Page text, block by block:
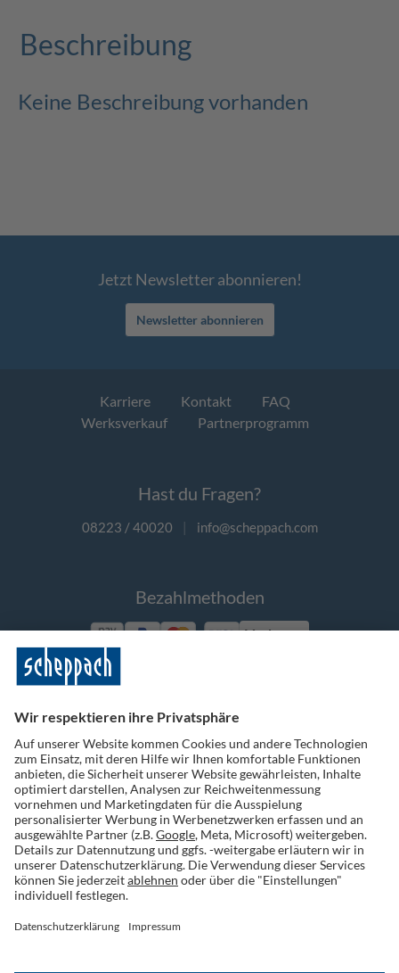
Beschreibung
Keine Beschreibung vorhanden
Jetzt Newsletter abonnieren!
Newsletter abonnieren
Karriere Kontakt
FAQ
Werksverkauf
Partnerprogramm
Hast du Fragen?
08223 / 40020 | info@scheppach.com
Bezahlmethoden
Vorkasse
Folge uns auf Social Media